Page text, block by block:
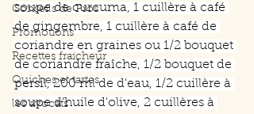
Conseils de Pros
Promotions
Recettes fraicheur
Quiches et tartes
les avocats
soupe de curcuma, 1 cuillère à café
de gingembre, 1 cuillère à café de
coriandre en graines ou 1/2 bouquet
de coriandre fraîche, 1/2 bouquet de
persil, 200 ml de d'eau, 1/2 cuillère à
soupe d’huile d'olive, 2 cuillères à